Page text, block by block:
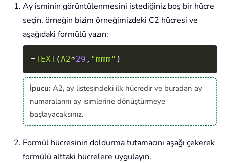
Ay isminin görüntülenmesini istediğiniz boş bir hücre
seçin, örneğin bizim örneğimizdeki C2 hücresi ve
aşağıdaki formülü yazın:
=TEXT(A2*29 , "mmm" )
İpucu: A2, ay listesindeki ilk hücredir ve buradan ay
numaralarını ay isimlerine dönüştürmeye
başlayacaksınız.
Formül hücresinin doldurma tutamacını aşağı çekerek
formülü alttaki hücrelere uygulayın.